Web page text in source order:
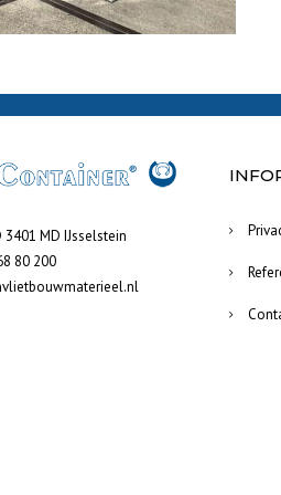
MD IJsselstein
80 200